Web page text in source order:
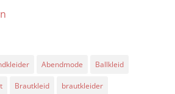
Abendmode Ballkleid
Brautkleid brautkleider